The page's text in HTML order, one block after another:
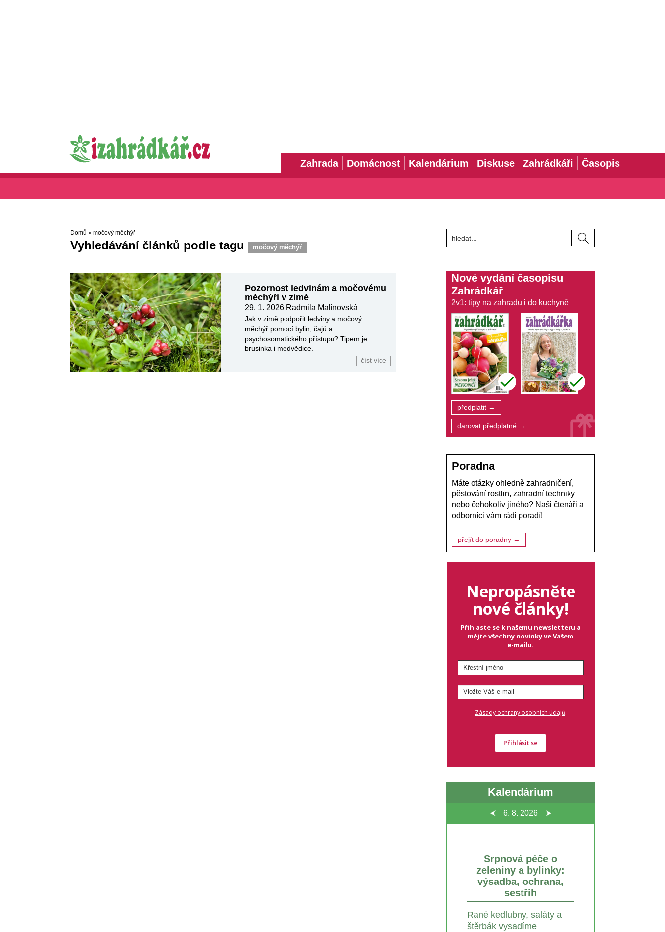
Zahrada Domácnost Kalendárium Diskuse Zahrádkáři Časopis
Domů » močový měchýř
Vyhledávání článků podle tagu močový měchýř
Pozornost ledvinám a močovému
měchýři v zimě
29. 1. 2026 Radmila Malinovská
Jak v zimě podpořit ledviny a močový
měchýř pomocí bylin, čajů a
psychosomatického přístupu? Tipem je
brusinka i medvědice.
číst více
Nové vydání časopisu
Zahrádkář
2v1: tipy na zahradu i do kuchyně
předplatit →
darovat předplatné →
Poradna
Máte otázky ohledně zahradničení,
pěstování rostlin, zahradní techniky
nebo čehokoliv jiného? Naši čtenáři a
odborníci vám rádi poradí!
přejít do poradny →
Nepropásněte
nové články!
Přihlaste se k našemu newsletteru a
mějte všechny novinky ve Vašem
e-mailu.
Zásady ochrany osobních údajů.
Přihlásit se
Kalendárium
6. 8. 2026
Srpnová péče o
zeleniny a bylinky:
výsadba, ochrana,
sestřih
Rané kedlubny, saláty a
štěrbák vysadíme